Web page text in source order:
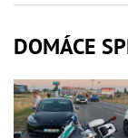
DOMÁCE